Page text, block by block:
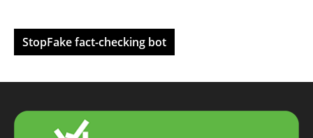
StopFake fact-checking bot